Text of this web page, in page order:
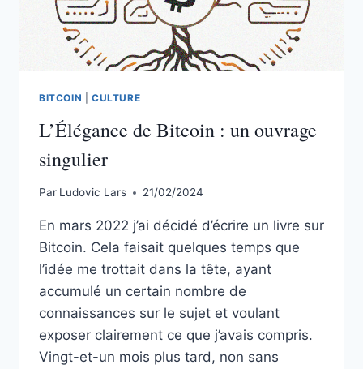
BITCOIN CULTURE
L’Élégance de Bitcoin : un ouvrage
singulier
Par Ludovic Lars 21/02/2024
En mars 2022 j’ai décidé d’écrire un livre sur
Bitcoin. Cela faisait quelques temps que
l’idée me trottait dans la tête, ayant
accumulé un certain nombre de
connaissances sur le sujet et voulant
exposer clairement ce que j’avais compris.
Vingt-et-un mois plus tard, non sans